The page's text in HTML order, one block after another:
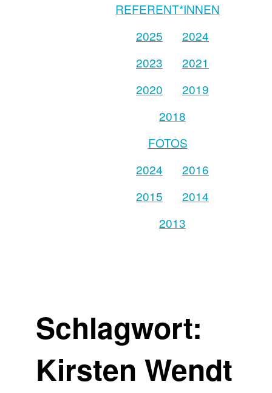
REFERENT*INNEN
2025
2024
2023
2021
2020
2019
2018
FOTOS
2024
2016
2015
2014
2013
Schlagwort:
Kirsten Wendt